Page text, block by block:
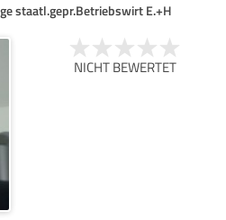
staatl.gepr.Betriebswirt E.+H
NICHT BEWERTET